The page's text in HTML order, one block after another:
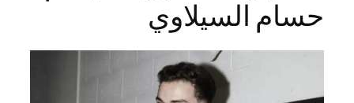
حسام السيلاوي